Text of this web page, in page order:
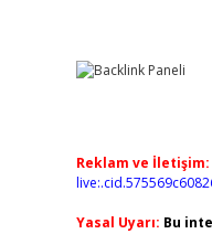
Reklam ve İletişim:
Yasal Uyarı: Bu